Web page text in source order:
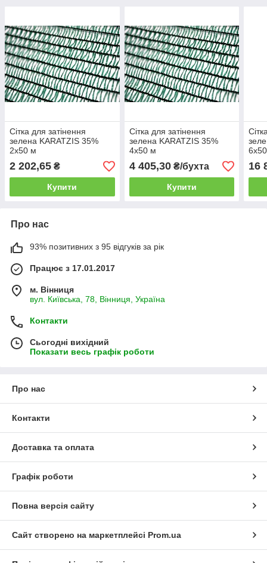
Сітка для затінення
зелена KARATZIS 35%
2х50 м
2 202,65 ₴
Купити
Сітка для затінення
зелена KARATZIS 35%
4х50 м
4 405,30₴/бухта
Купити
16
Про нас
93% позитивних з 95 відгуків за рік
Працює з 17.01.2017
м. Вінниця
вул. Київська, 78, Вінниця, Україна
Контакти
Сьогодні вихідний
Показати весь графік роботи
Про нас
Контакти
Доставка та оплата
Графік роботи
Повна версія сайту
Сайт створено на маркетплейсі Prom.ua